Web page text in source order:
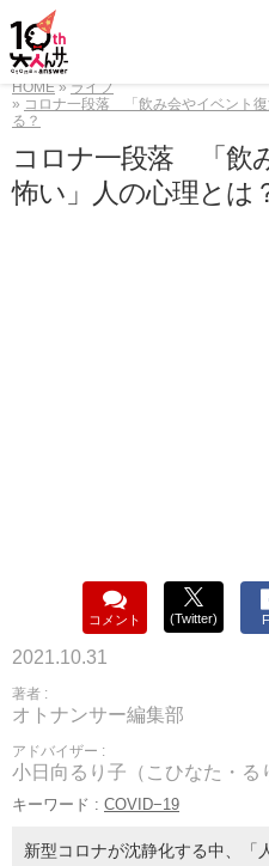
HOME
ライフ
コロナ一段落 「飲み会やイベント
る？
コロナ一段落 「飲
怖い」人の心理と
コメント (Twitter)
2021.10.31
著者 :
オトナンサー編集部
アドバイザー :
小日向るり子（こひなた・る
キーワード : COVID−19
新型コロナが沈静化する中、「